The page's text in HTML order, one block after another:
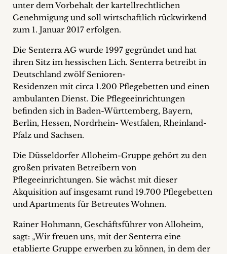
Karriere
+
Blog
&
Podcasts
+
Team
Philosophie
Presseanfragen
Kontakt
unter dem Vorbehalt der kartellrechtlichen
Genehmigung und soll wirtschaftlich rückwirkend
zum 1. Januar 2017 erfolgen.
Die Senterra AG wurde 1997 gegründet und hat
ihren Sitz im hessischen Lich. Senterra betreibt in
Deutschland zwölf Senioren-
Residenzen mit circa 1.200 Pflegebetten und einen
ambulanten Dienst. Die Pflegeeinrichtungen
befinden sich in Baden-Württemberg, Bayern,
Berlin, Hessen, Nordrhein- Westfalen, Rheinland-
Pfalz und Sachsen.
Die Düsseldorfer Alloheim-Gruppe gehört zu den
großen privaten Betreibern von
Pflegeeinrichtungen. Sie wächst mit dieser
Akquisition auf insgesamt rund 19.700 Pflegebetten
und Apartments für Betreutes Wohnen.
Rainer Hohmann, Geschäftsführer von Alloheim,
sagt: „Wir freuen uns, mit der Senterra eine
etablierte Gruppe erwerben zu können, in dem der